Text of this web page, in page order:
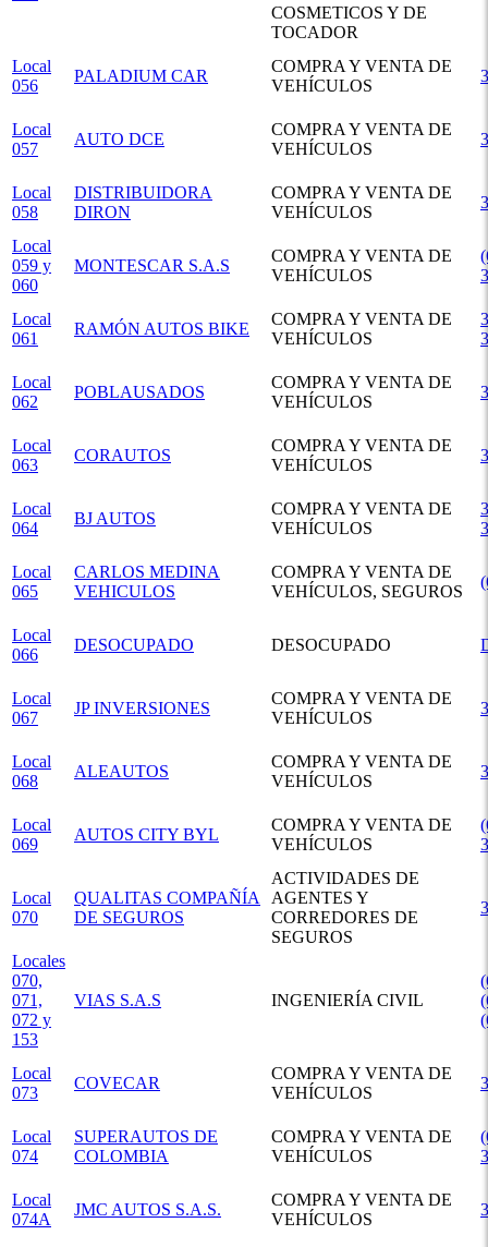
COSMETICOS Y DE
TOCADOR
Local
056
PALADIUM CAR
COMPRA Y VENTA DE
VEHÍCULOS
Local
057
AUTO DCE
COMPRA Y VENTA DE
VEHÍCULOS
Local
058
DISTRIBUIDORA
DIRON
COMPRA Y VENTA DE
VEHÍCULOS
Local
059 y
060
MONTESCAR S.A.S
COMPRA Y VENTA DE
VEHÍCULOS
Local
061
RAMÓN AUTOS BIKE
COMPRA Y VENTA DE
VEHÍCULOS
Local
062
POBLAUSADOS
COMPRA Y VENTA DE
VEHÍCULOS
Local
063
CORAUTOS
COMPRA Y VENTA DE
VEHÍCULOS
Local
064
BJ AUTOS
COMPRA Y VENTA DE
VEHÍCULOS
Local
065
CARLOS MEDINA
VEHICULOS
COMPRA Y VENTA DE
VEHÍCULOS, SEGUROS
Local
066
DESOCUPADO DESOCUPADO
Local
067
JP INVERSIONES
COMPRA Y VENTA DE
VEHÍCULOS
Local
068
ALEAUTOS
COMPRA Y VENTA DE
VEHÍCULOS
Local
069
AUTOS CITY BYL
COMPRA Y VENTA DE
VEHÍCULOS
Local
070
QUALITAS COMPAÑÍA
DE SEGUROS
ACTIVIDADES DE
AGENTES Y
CORREDORES DE
SEGUROS
Locales
070,
071,
072 y
153
VIAS S.A.S INGENIERÍA CIVIL
Local
073
COVECAR
COMPRA Y VENTA DE
VEHÍCULOS
Local
074
SUPERAUTOS DE
COLOMBIA
COMPRA Y VENTA DE
VEHÍCULOS
Local
074A
JMC AUTOS S.A.S.
COMPRA Y VENTA DE
VEHÍCULOS